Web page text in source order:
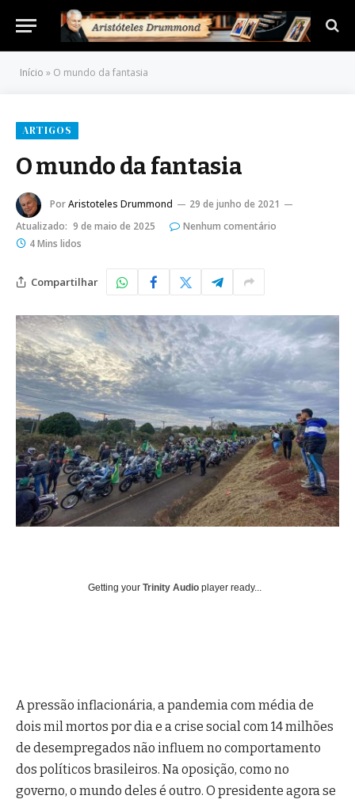
Início » O mundo da fantasia
ARTIGOS
O mundo da fantasia
PorAristoteles Drummond
29 de junho de 2021
Atualizado: 9 de maio de 2025
Nenhum comentário
4 Mins lidos
Compartilhar
Getting your Trinity Audio player ready...
A pressão inflacionária, a pandemia com média de
dois mil mortos por dia e a crise social com 14 milhões
de desempregados não influem no comportamento
dos políticos brasileiros. Na oposição, como no
governo, o mundo deles é outro. O presidente agora se